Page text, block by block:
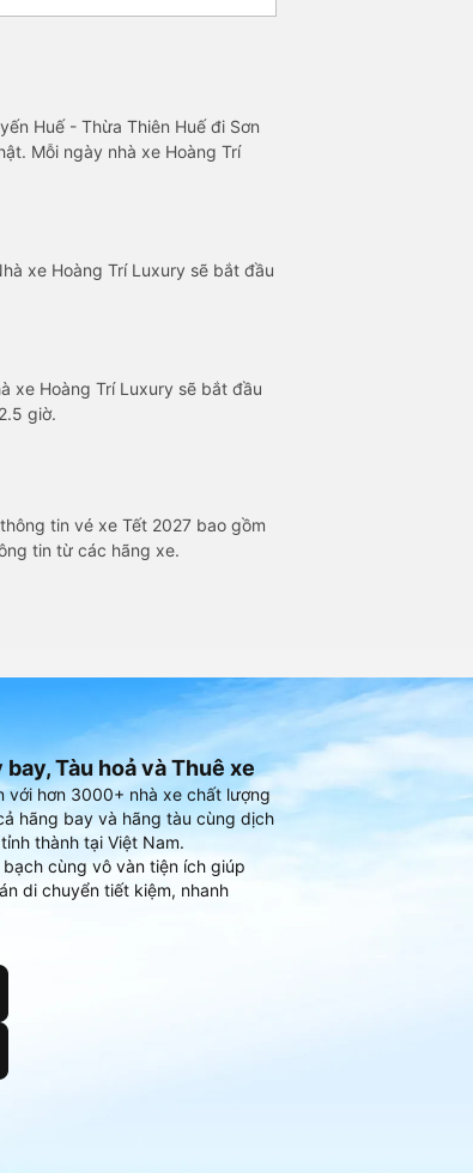
Huế - Thừa Thiên Huế đi Sơn
Mỗi ngày nhà xe Hoàng Trí
xe Hoàng Trí Luxury sẽ bắt đầu
xe Hoàng Trí Luxury sẽ bắt đầu
giờ.
tin vé xe Tết 2027 bao gồm
tin từ các hãng xe.
Tàu hoả và Thuê xe
hơn 3000+ nhà xe chất lượng
hãng bay và hãng tàu cùng dịch
thành tại Việt Nam.
cùng vô vàn tiện ích giúp
di chuyển tiết kiệm, nhanh